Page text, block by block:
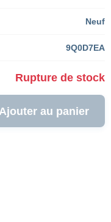
Neuf
9Q0D7EA
Rupture de stock
Ajouter au panier